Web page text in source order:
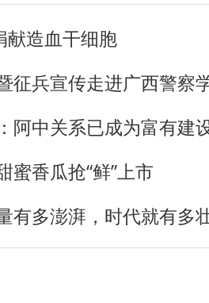
献造血干细胞
征兵宣传走进广西警察
阿中关系已成为富有建
蜜香瓜抢“鲜”上市
有多澎湃，时代就有多